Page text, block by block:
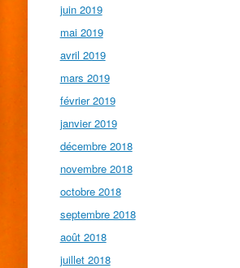
juin 2019
mai 2019
avril 2019
mars 2019
février 2019
janvier 2019
décembre 2018
novembre 2018
octobre 2018
septembre 2018
août 2018
juillet 2018